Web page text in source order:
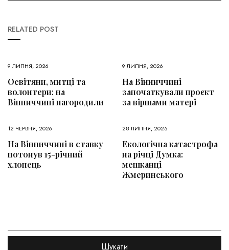
RELATED POST
9 ЛИПНЯ, 2026
Освітяни, митці та
волонтери: на
Вінниччині нагородили
9 ЛИПНЯ, 2026
На Вінниччині
започаткували проєкт
за віршами матері
12 ЧЕРВНЯ, 2026
На Вінниччині в ставку
потонув 15-річний
хлопець
28 ЛИПНЯ, 2025
Екологічна катастрофа
на річці Думка:
мешканці
Жмеринського